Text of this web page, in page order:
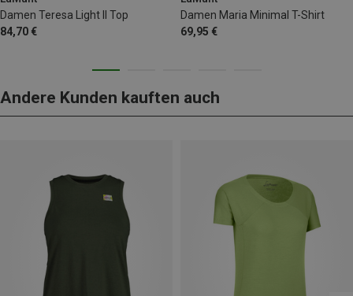
Damen Teresa Light II Top
84,70 €
Damen Maria Minimal T-Shirt
69,95 €
Andere Kunden kauften auch